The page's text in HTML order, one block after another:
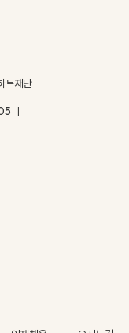
트재단